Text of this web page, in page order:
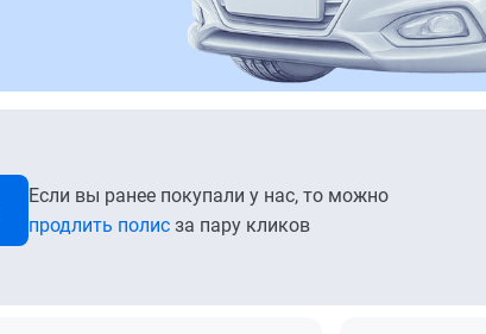
Если вы ранее покупали у нас, то можно
продлить полис за пару кликов